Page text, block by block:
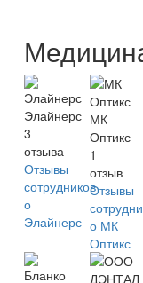
Элайнерс
3
отзыва
Отзывы
сотрудников
о
Элайнерс
МК
Оптикс
1
отзыв
Отзывы
о МК
Оптикс